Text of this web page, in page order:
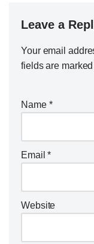
Leave a
Your email
fields are
Name *
Email*
Website